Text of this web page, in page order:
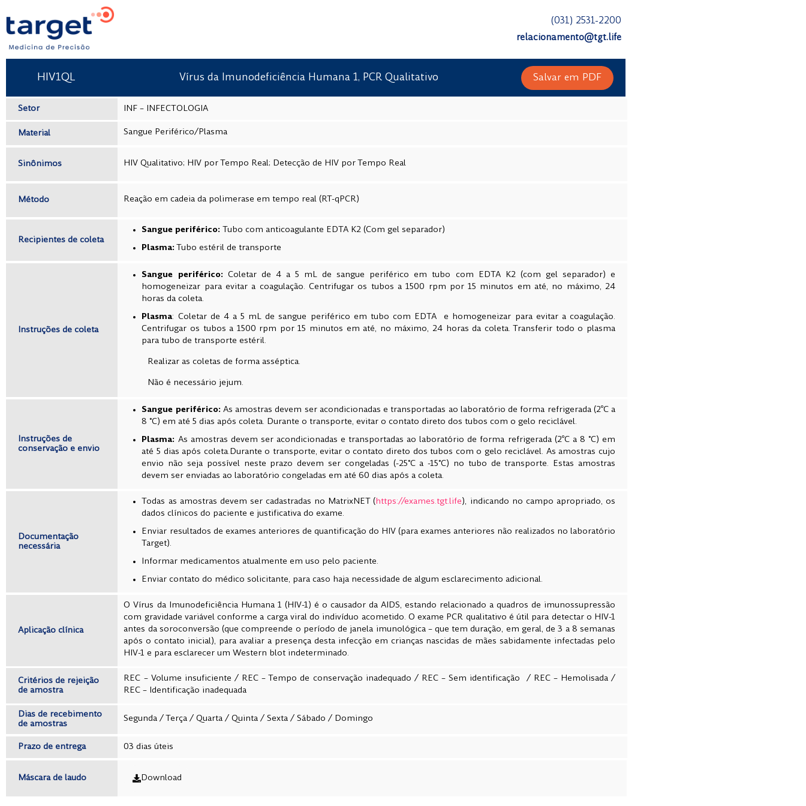
(031) 2531-2200
relacionamento@tgt.life
HIV1QL Vírus da Imunodeficiência Humana 1, PCR Qualitativo Salvar em PDF
Setor INF – INFECTOLOGIA
Material Sangue Periférico/Plasma
Sinônimos HIV Qualitativo; HIV por Tempo Real; Detecção de HIV por Tempo Real
Método Reação em cadeia da polimerase em tempo real (RT-qPCR)
Recipientes de coleta
Sangue periférico: Tubo com anticoagulante EDTA K2 (Com gel separador)
Plasma: Tubo estéril de transporte
Instruções de coleta
Sangue periférico: Coletar de 4 a 5 mL de sangue periférico em tubo com EDTA K2 (com gel separador) e
homogeneizar para evitar a coagulação. Centrifugar os tubos a 1500 rpm por 15 minutos em até, no máximo, 24
horas da coleta.
Plasma: Coletar de 4 a 5 mL de sangue periférico em tubo com EDTA e homogeneizar para evitar a coagulação.
Centrifugar os tubos a 1500 rpm por 15 minutos em até, no máximo, 24 horas da coleta. Transferir todo o plasma
para tubo de transporte estéril.
Realizar as coletas de forma asséptica.
Não é necessário jejum.
Instruções de
conservação e envio
Sangue periférico: As amostras devem ser acondicionadas e transportadas ao laboratório de forma refrigerada (2ºC a
8 °C) em até 5 dias após coleta. Durante o transporte, evitar o contato direto dos tubos com o gelo reciclável.
Plasma: As amostras devem ser acondicionadas e transportadas ao laboratório de forma refrigerada (2ºC a 8 °C) em
até 5 dias após coleta.Durante o transporte, evitar o contato direto dos tubos com o gelo reciclável. As amostras cujo
envio não seja possível neste prazo devem ser congeladas (-25°C a -15°C) no tubo de transporte. Estas amostras
devem ser enviadas ao laboratório congeladas em até 60 dias após a coleta.
Documentação
necessária
Todas as amostras devem ser cadastradas no MatrixNET (https://exames.tgt.life), indicando no campo apropriado, os
dados clínicos do paciente e justificativa do exame.
Enviar resultados de exames anteriores de quantificação do HIV (para exames anteriores não realizados no laboratório
Target).
Informar medicamentos atualmente em uso pelo paciente.
Enviar contato do médico solicitante, para caso haja necessidade de algum esclarecimento adicional.
Aplicação clínica
O Vírus da Imunodeficiência Humana 1 (HIV-1) é o causador da AIDS, estando relacionado a quadros de imunossupressão
com gravidade variável conforme a carga viral do indivíduo acometido. O exame PCR qualitativo é útil para detectar o HIV-1
antes da soroconversão (que compreende o período de janela imunológica – que tem duração, em geral, de 3 a 8 semanas
após o contato inicial), para avaliar a presença desta infecção em crianças nascidas de mães sabidamente infectadas pelo
HIV-1 e para esclarecer um Western blot indeterminado.
Critérios de rejeição
de amostra
REC – Volume insuficiente / REC – Tempo de conservação inadequado / REC – Sem identificação
/ REC – Hemolisada /
REC – Identificação inadequada
Dias de recebimento
de amostras
Segunda / Terça / Quarta / Quinta / Sexta / Sábado / Domingo
Prazo de entrega 03 dias úteis
Máscara de laudo Download